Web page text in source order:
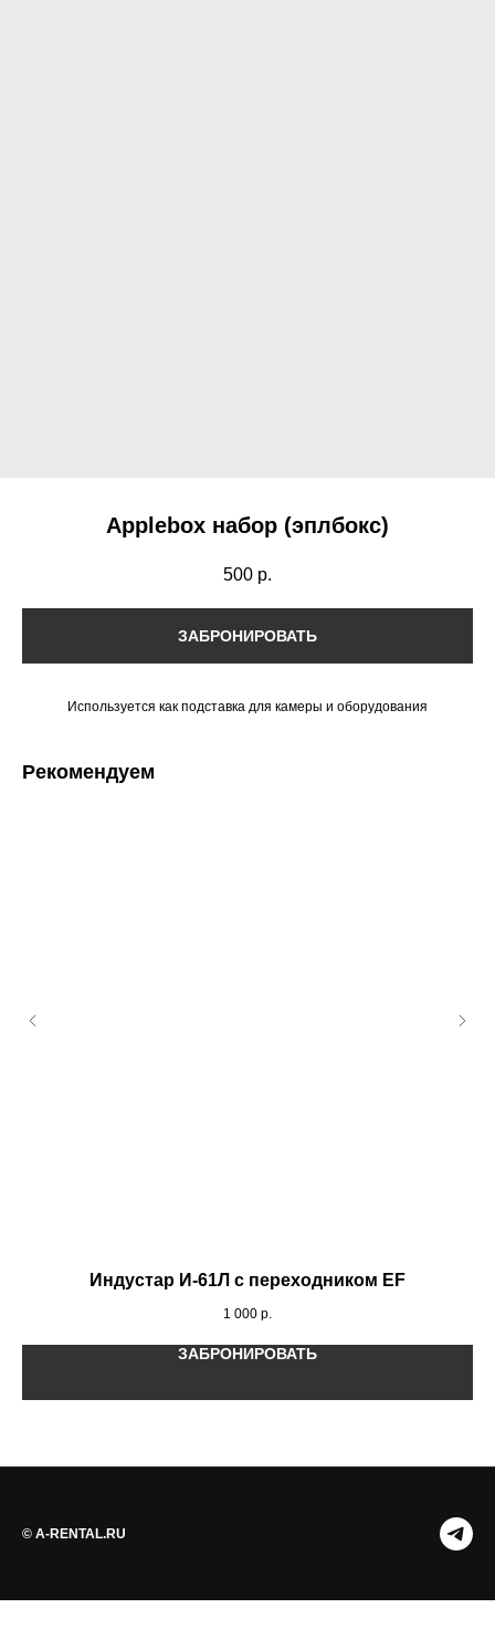
Applebox набор (эплбокс)
500 р.
ЗАБРОНИРОВАТЬ
Используется как подставка для камеры и оборудования
Рекомендуем
Индустар И-61Л с переходником EF
1 000 р.
ЗАБРОНИРОВАТЬ
© A-RENTAL.RU